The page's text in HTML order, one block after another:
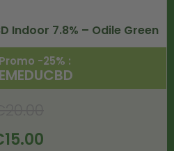
Indoor 7.8% – Odile Green
-25% :
15.00